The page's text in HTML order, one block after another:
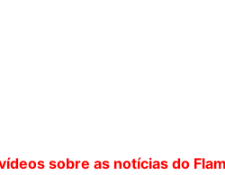
sobre as notícias do